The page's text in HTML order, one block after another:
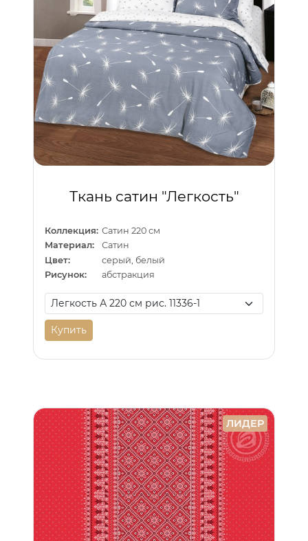
Ткань сатин "Легкость"
Коллекция: Сатин 220 см
Материал:
Сатин
Цвет:
серый, белый
Рисунок:
абстракция
Купить
ЛИДЕР